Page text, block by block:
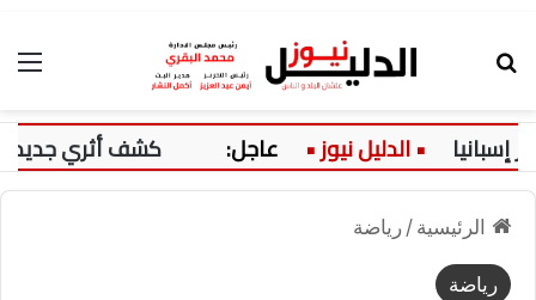
عاجل: كشف أثري جديد
الرئيسية / رياضة
رياضة